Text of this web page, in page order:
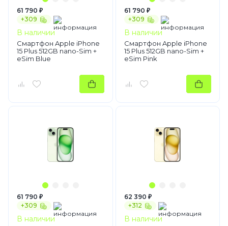
61 790 ₽
+309
В наличии
Смартфон Apple iPhone
15 Plus 512GB nano-Sim +
eSim Blue
61 790 ₽
+309
В наличии
Смартфон Apple iPhone
15 Plus 512GB nano-Sim +
eSim Pink
61 790 ₽
+309
В наличии
62 390 ₽
+312
В наличии